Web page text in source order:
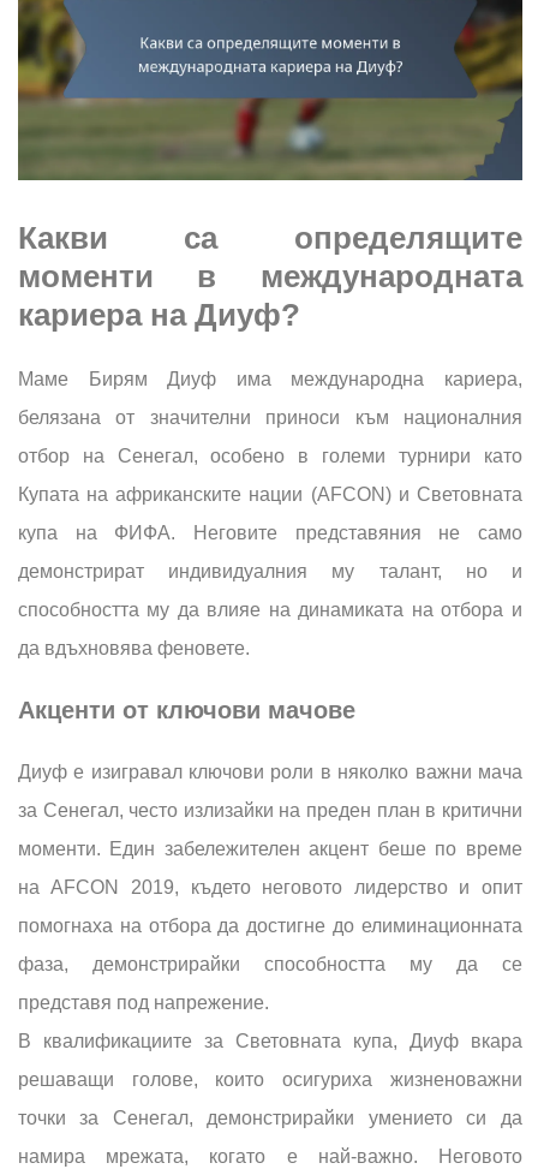
Какви са определящите
моменти в международната
кариера на Диуф?
Маме Бирям Диуф има международна кариера,
белязана от значителни приноси към националния
отбор на Сенегал, особено в големи турнири като
Купата на африканските нации (AFCON) и Световната
купа на ФИФА. Неговите представяния не само
демонстрират индивидуалния му талант, но и
способността му да влияе на динамиката на отбора и
да вдъхновява феновете.
Акценти от ключови мачове
Диуф е изигравал ключови роли в няколко важни мача
за Сенегал, често излизайки на преден план в критични
моменти. Един забележителен акцент беше по време
на AFCON 2019, където неговото лидерство и опит
помогнаха на отбора да достигне до елиминационната
фаза, демонстрирайки способността му да се
представя под напрежение.
В квалификациите за Световната купа, Диуф вкара
решаващи голове, които осигуриха жизненоважни
точки за Сенегал, демонстрирайки умението си да
намира мрежата, когато е най-важно. Неговото